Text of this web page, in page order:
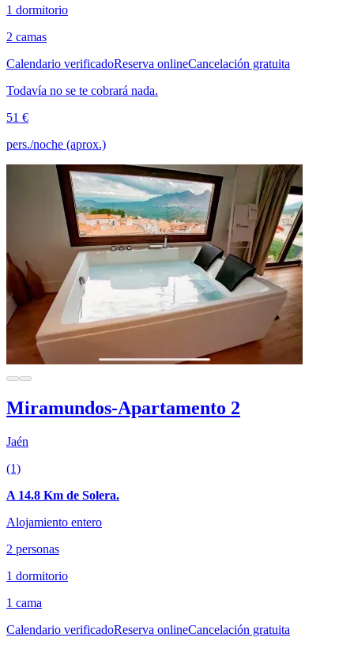
1 dormitorio
2 camas
Calendario verificadoReserva onlineCancelación gratuita
Todavía no se te cobrará nada.
51 €
pers./noche (aprox.)
Miramundos-Apartamento 2
Jaén
(1)
A 14.8 Km de Solera.
Alojamiento entero
2 personas
1 dormitorio
1 cama
Calendario verificadoReserva onlineCancelación gratuita